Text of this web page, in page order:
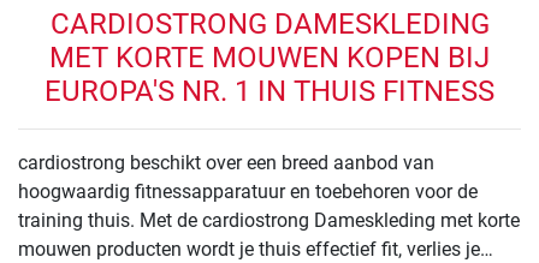
CARDIOSTRONG DAMESKLEDING
MET KORTE MOUWEN KOPEN BIJ
EUROPA'S NR. 1 IN THUIS FITNESS
cardiostrong beschikt over een breed aanbod van
hoogwaardig fitnessapparatuur en toebehoren voor de
training thuis. Met de cardiostrong Dameskleding met korte
mouwen producten wordt je thuis effectief fit, verlies je